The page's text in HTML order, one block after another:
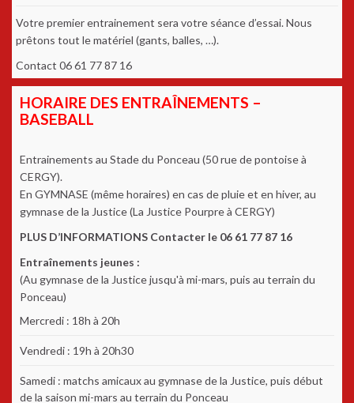
Votre premier entrainement sera votre séance d’essai. Nous
prêtons tout le matériel (gants, balles, …).
Contact 06 61 77 87 16
HORAIRE DES ENTRAÎNEMENTS –
BASEBALL
Entrainements au Stade du Ponceau (50 rue de pontoise à
CERGY).
En GYMNASE (même horaires) en cas de pluie et en hiver, au
gymnase de la Justice (La Justice Pourpre à CERGY)
PLUS D’INFORMATIONS Contacter le 06 61 77 87 16
Entraînements jeunes :
(Au gymnase de la Justice jusqu'à mi-mars, puis au terrain du
Ponceau)
Mercredi : 18h à 20h
Vendredi : 19h à 20h30
Samedi : matchs amicaux au gymnase de la Justice, puis début
de la saison mi-mars au terrain du Ponceau